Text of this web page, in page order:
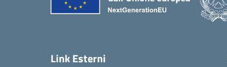
Link Esterni